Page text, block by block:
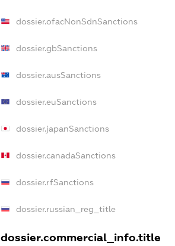
dossier.ofacNonSdnSanctions
dossier.gbSanctions
dossier.ausSanctions
dossier.euSanctions
dossier.japanSanctions
dossier.canadaSanctions
dossier.rfSanctions
dossier.russian_reg_title
dossier.commercial_info.title